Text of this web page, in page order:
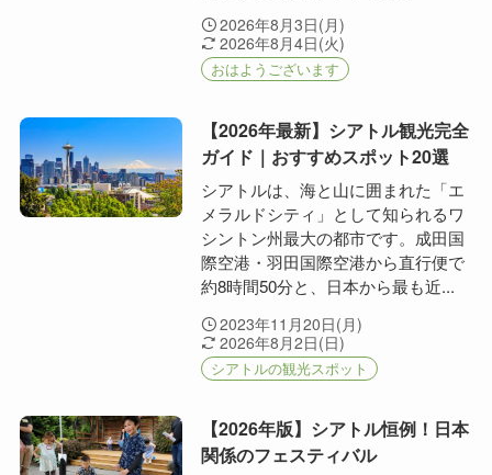
2026年8月3日(月)
2026年8月4日(火)
おはようございます
【2026年最新】シアトル観光完全
ガイド｜おすすめスポット20選
シアトルは、海と山に囲まれた「エ
メラルドシティ」として知られるワ
シントン州最大の都市です。成田国
際空港・羽田国際空港から直行便で
約8時間50分と、日本から最も近...
2023年11月20日(月)
2026年8月2日(日)
シアトルの観光スポット
【2026年版】シアトル恒例！日本
関係のフェスティバル